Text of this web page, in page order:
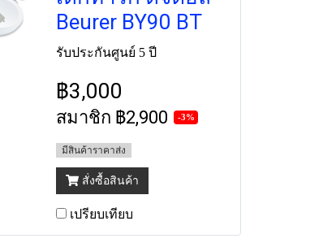
Beurer BY90 BT
รับประกันศูนย์ 5 ปี
฿3,000
สมาชิก ฿2,900 -3%
มีสินค้าราคาส่ง
สั่งซื้อสินค้า
เปรียบเทียบ